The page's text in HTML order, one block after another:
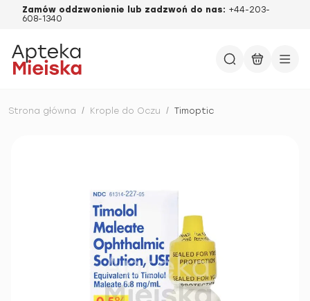
Zamów oddzwonienie lub zadzwoń do nas: +44-203-
608-1340
Strona główna / Krople do Oczu / Timoptic